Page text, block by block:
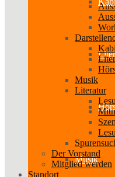
Musik
Musik
Literatur
Der Vorstand
Mitglied werden
Standort